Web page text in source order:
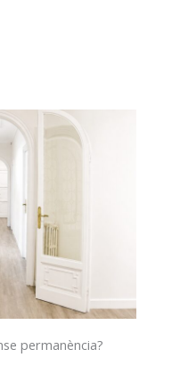
permanència?